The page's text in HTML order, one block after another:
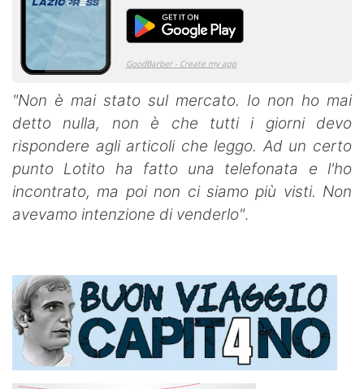
"Non è mai stato sul mercato. Io non ho mai
detto nulla, non è che tutti i giorni devo
rispondere agli articoli che leggo. Ad un certo
punto Lotito ha fatto una telefonata e l'ho
incontrato, ma poi non ci siamo più visti. Non
avevamo intenzione di venderlo".